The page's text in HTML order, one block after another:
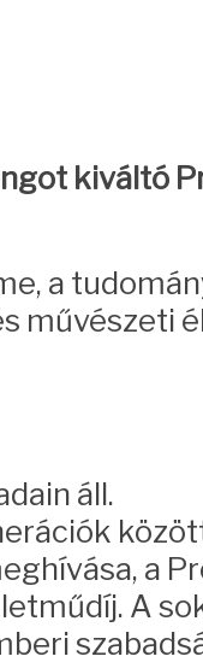
kiváltó
a
művészeti
áll.
a
A